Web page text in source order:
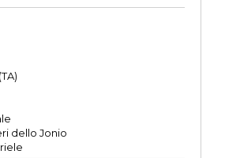
dello Jonio